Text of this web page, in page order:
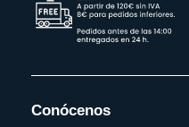
Conócenos